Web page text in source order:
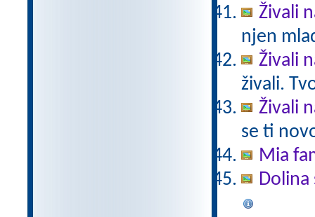
Živali
njen
Živali
živali.
Živali
se ti
Mia